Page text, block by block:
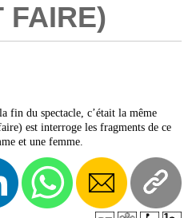
FAIRE)
fin du spectacle, c’était la même
est interroge les fragments de ce
et une femme.